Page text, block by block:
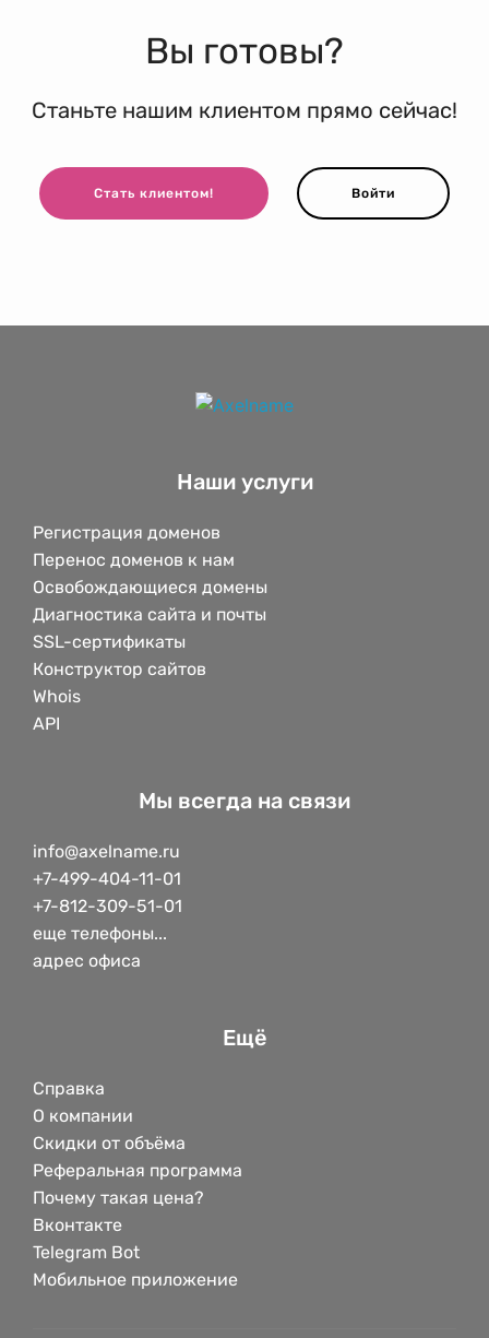
Вы готовы?
Станьте нашим клиентом прямо сейчас!
Стать клиентом! Войти
Наши услуги
Регистрация доменов
Перенос доменов к нам
Освобождающиеся домены
Диагностика сайта и почты
SSL-сертификаты
Конструктор сайтов
Whois
API
Мы всегда на связи
info@axelname.ru
+7-499-404-11-01
+7-812-309-51-01
еще телефоны...
адрес офиса
Ещё
Справка
О компании
Скидки от объёма
Реферальная программа
Почему такая цена?
Вконтакте
Telegram Bot
Мобильное приложение